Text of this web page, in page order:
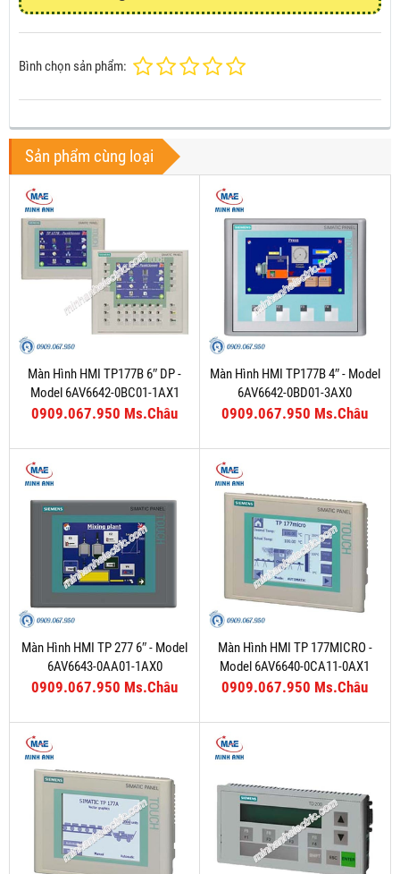
Bình chọn sản phẩm:
Sản phẩm cùng loại
Màn Hình HMI TP177B 6″ DP -
Model 6AV6642-0BC01-1AX1
0909.067.950 Ms.Châu
Màn Hình HMI TP177B 4″ - Model
6AV6642-0BD01-3AX0
0909.067.950 Ms.Châu
Màn Hình HMI TP 277 6″ - Model
6AV6643-0AA01-1AX0
0909.067.950 Ms.Châu
Màn Hình HMI TP 177MICRO -
Model 6AV6640-0CA11-0AX1
0909.067.950 Ms.Châu